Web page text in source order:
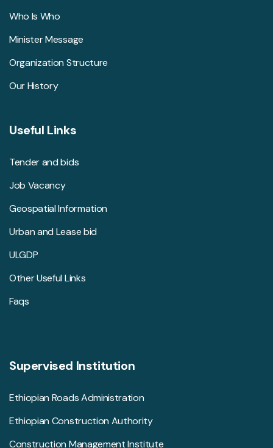
Who Is Who
Minister Message
Organization Structure
Our History
Useful Links
Tender and bids
Job Vacancy
Geospatial Information
Urban and Lease bid
ULGDP
Other Useful Links
Faqs
Supervised Institution
Ethiopian Roads Administration
Ethiopian Construction Authority
Construction Management Institute